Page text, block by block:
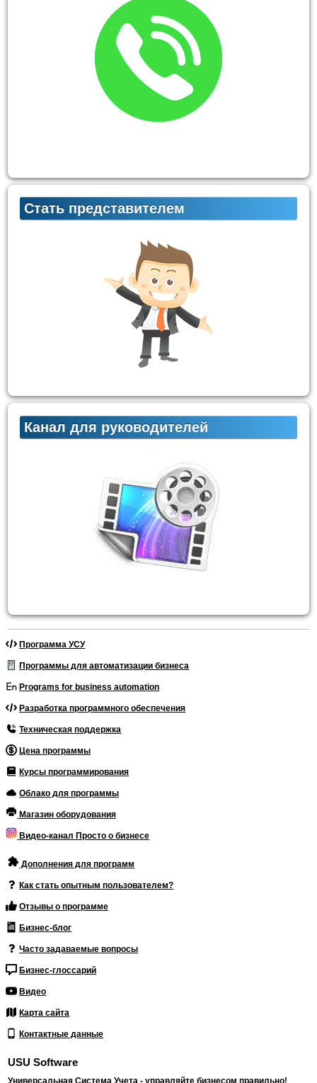
Стать представителем
Канал для руководителей
Программа УСУ
Программы для автоматизации бизнеса
Programs for business automation
Разработка программного обеспечения
Техническая поддержка
Цена программы
Курсы программирования
Облако для программы
Магазин оборудования
Видео-канал Просто о бизнесе
Дополнения для программ
Как стать опытным пользователем?
Отзывы о программе
Бизнес-блог
Часто задаваемые вопросы
Бизнес-глоссарий
Видео
Карта сайта
Контактные данные
USU Software
Универсальная Система Учета - управляйте бизнесом правильно!